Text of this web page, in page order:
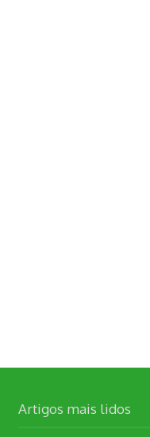
Artigos mais lidos